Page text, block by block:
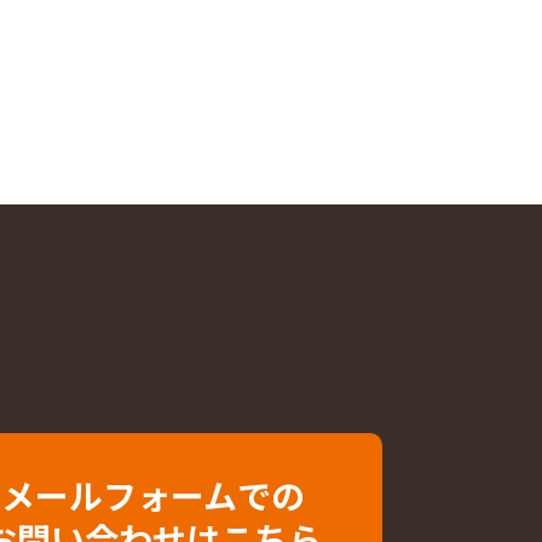
メールフォームでの